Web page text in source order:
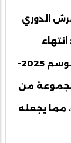
الدوري
منافسات الجولة الثانية والعشرين من موسم 2025-
برصيد 51 نقطة مجموعة من
22 مباراة، مع فارق أهداف إيجابي بلغ +31، مما يجعله